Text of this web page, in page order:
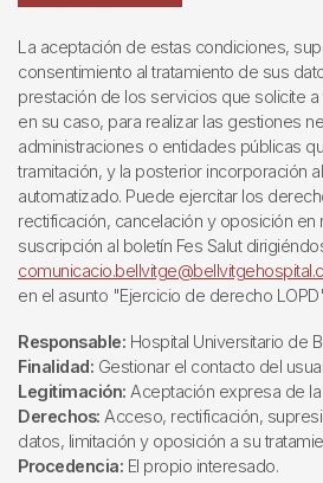
La aceptación de estas condiciones,
consentimiento al tratamiento de sus
prestación de los servicios que solicite
en su caso, para realizar las gestiones
administraciones o entidades públicas
tramitación, y la posterior incorporación
automatizado. Puede ejercitar los
rectificación, cancelación y oposición en
suscripción al boletín Fes Salut
en el asunto "Ejercicio de derecho
Responsable: Hospital Universitario de
Finalidad: Gestionar el contacto del
Legitimación: Aceptación expresa de
Derechos: Acceso, rectificación,
datos, limitación y oposición a su
Procedencia: El propio interesado.